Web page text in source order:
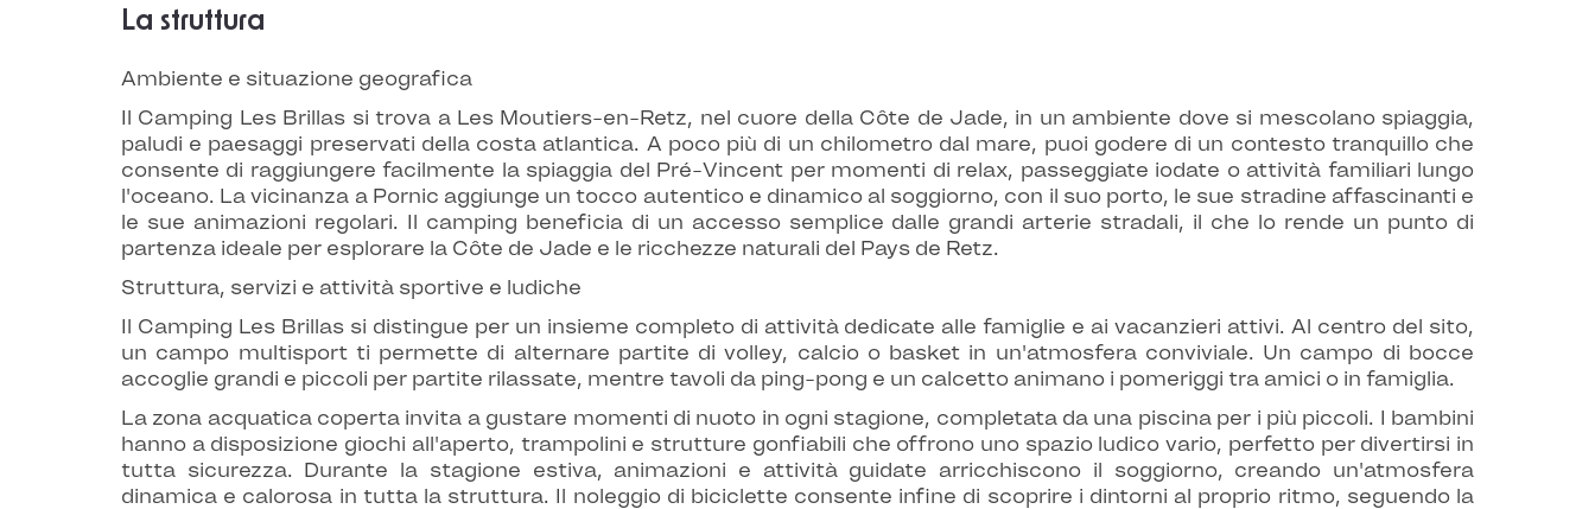
La struttura
Ambiente e situazione geografica
Il Camping Les Brillas si trova a Les Moutiers-en-Retz, nel cuore della Côte de Jade, in un ambiente dove si mescolano spiaggia,
paludi e paesaggi preservati della costa atlantica. A poco più di un chilometro dal mare, puoi godere di un contesto tranquillo che
consente di raggiungere facilmente la spiaggia del Pré-Vincent per momenti di relax, passeggiate iodate o attività familiari lungo
l'oceano. La vicinanza a Pornic aggiunge un tocco autentico e dinamico al soggiorno, con il suo porto, le sue stradine affascinanti e
le sue animazioni regolari. Il camping beneficia di un accesso semplice dalle grandi arterie stradali, il che lo rende un punto di
partenza ideale per esplorare la Côte de Jade e le ricchezze naturali del Pays de Retz.
Struttura, servizi e attività sportive e ludiche
Il Camping Les Brillas si distingue per un insieme completo di attività dedicate alle famiglie e ai vacanzieri attivi. Al centro del sito,
un campo multisport ti permette di alternare partite di volley, calcio o basket in un'atmosfera conviviale. Un campo di bocce
accoglie grandi e piccoli per partite rilassate, mentre tavoli da ping-pong e un calcetto animano i pomeriggi tra amici o in famiglia.
La zona acquatica coperta invita a gustare momenti di nuoto in ogni stagione, completata da una piscina per i più piccoli. I bambini
hanno a disposizione giochi all'aperto, trampolini e strutture gonfiabili che offrono uno spazio ludico vario, perfetto per divertirsi in
tutta sicurezza. Durante la stagione estiva, animazioni e attività guidate arricchiscono il soggiorno, creando un'atmosfera
dinamica e calorosa in tutta la struttura. Il noleggio di biciclette consente infine di scoprire i dintorni al proprio ritmo, seguendo la